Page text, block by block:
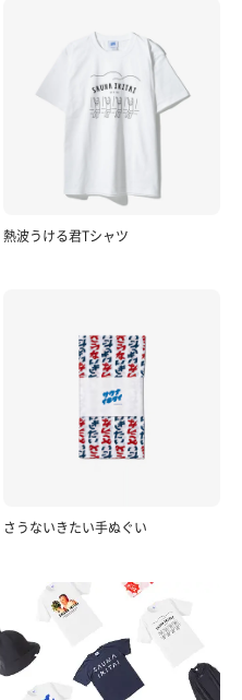
熱波うける君Tシャツ
さうないきたい手ぬぐい